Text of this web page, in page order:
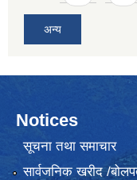
अन्य
Notices
सूचना तथा समाचार
सार्वजनिक खरीद /